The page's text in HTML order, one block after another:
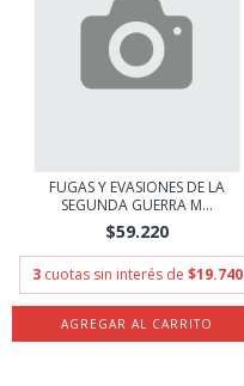
FUGAS Y EVASIONES DE LA
SEGUNDA GUERRA M...
$59.220
3 cuotas sin interés de $19.740